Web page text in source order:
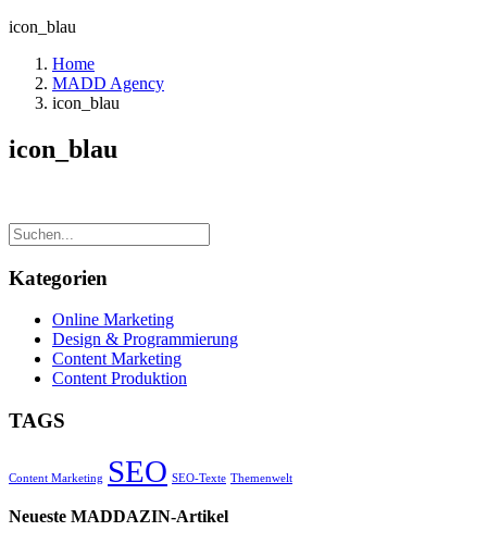
icon_blau
Home
MADD Agency
icon_blau
icon_blau
Kategorien
Online Marketing
Design & Programmierung
Content Marketing
Content Produktion
TAGS
Content Marketing SEO SEO-Texte Themenwelt
Neueste MADDAZIN-Artikel